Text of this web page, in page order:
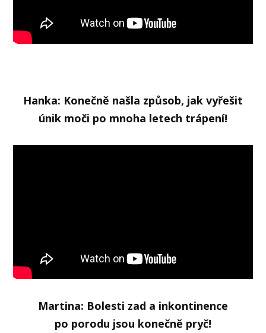
Hanka: Konečně našla způsob, jak vyřešit
únik moči po mnoha letech trápení!
Martina: Bolesti zad a inkontinence
po porodu jsou konečně pryč!